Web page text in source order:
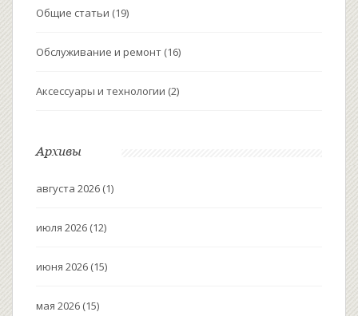
Общие статьи (19)
Обслуживание и ремонт (16)
Аксессуары и технологии (2)
Архивы
августа 2026 (1)
июля 2026 (12)
июня 2026 (15)
мая 2026 (15)